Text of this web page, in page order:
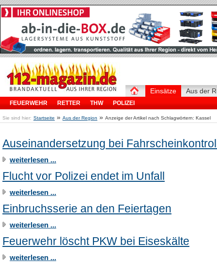
Einsätze
FEUERWEHR RETTER THW POLIZEI
Aus der
Sie sind hier: Startseite » Aus der Region » Anzeige der Artikel nach Schlagwörtern: Kassel
Auseinandersetzung bei
weiterlesen ...
Flucht vor Polizei endet im Unfall
weiterlesen ...
Einbruchsserie an den Feiertagen
weiterlesen ...
Feuerwehr löscht PKW bei Eiseskälte
weiterlesen ...